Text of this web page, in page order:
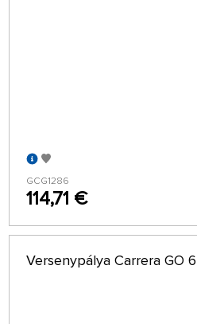
GCG1286
114,71 €
Versenypálya Carrera GO